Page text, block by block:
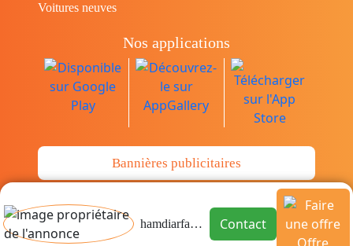
hamdiarfaoui hamdi
Contact
Voitures neuves
Nos applications
Bannières publicitaires
© Copyright 2014-2026 Cava.tn Limited Tous
les droits sont réservés.